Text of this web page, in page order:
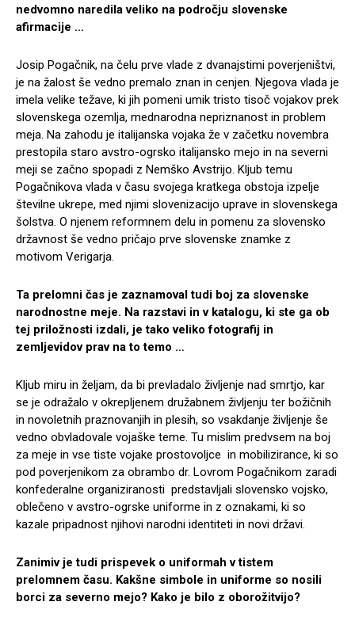
nedvomno naredila veliko na področju slovenske
afirmacije …
Josip Pogačnik, na čelu prve vlade z dvanajstimi poverjeništvi,
je na žalost še vedno premalo znan in cenjen. Njegova vlada je
imela velike težave, ki jih pomeni umik tristo tisoč vojakov prek
slovenskega ozemlja, mednarodna nepriznanost in problem
meja. Na zahodu je italijanska vojaka že v začetku novembra
prestopila staro avstro-ogrsko italijansko mejo in na severni
meji se začno spopadi z Nemško Avstrijo. Kljub temu
Pogačnikova vlada v času svojega kratkega obstoja izpelje
številne ukrepe, med njimi slovenizacijo uprave in slovenskega
šolstva. O njenem reformnem delu in pomenu za slovensko
državnost še vedno pričajo prve slovenske znamke z
motivom Verigarja.
Ta prelomni čas je zaznamoval tudi boj za slovenske
narodnostne meje. Na razstavi in v katalogu, ki ste ga ob
tej priložnosti izdali, je tako veliko fotografij in
zemljevidov prav na to temo …
Kljub miru in željam, da bi prevladalo življenje nad smrtjo, kar
se je odražalo v okrepljenem družabnem življenju ter božičnih
in novoletnih praznovanjih in plesih, so vsakdanje življenje še
vedno obvladovale vojaške teme. Tu mislim predvsem na boj
za meje in vse tiste vojake prostovoljce in mobilizirance, ki so
pod poverjenikom za obrambo dr. Lovrom Pogačnikom zaradi
konfederalne organiziranosti predstavljali slovensko vojsko,
oblečeno v avstro-ogrske uniforme in z oznakami, ki so
kazale pripadnost njihovi narodni identiteti in novi državi.
Zanimiv je tudi prispevek o uniformah v tistem
prelomnem času. Kakšne simbole in uniforme so nosili
borci za severno mejo? Kako je bilo z oborožitvijo?